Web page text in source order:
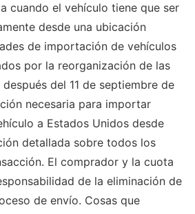
cuando el vehículo tiene que ser
desde una ubicación
de importación de vehículos
por la reorganización de las
del 11 de septiembre de
necesaria para importar
a Estados Unidos desde
detallada sobre todos los
El comprador y la cuota
de la eliminación de
de envío. Cosas que